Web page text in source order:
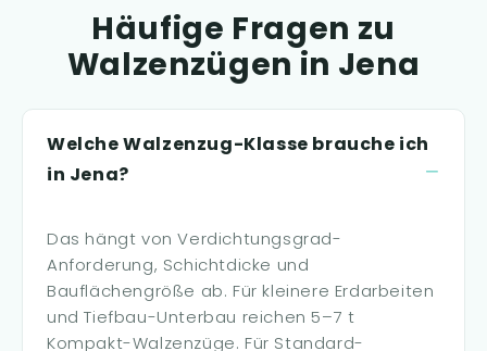
Häufige Fragen zu
Walzenzügen in Jena
Welche Walzenzug-Klasse brauche ich
in Jena?
Das hängt von Verdichtungsgrad-
Anforderung, Schichtdicke und
Bauflächengröße ab. Für kleinere Erdarbeiten
und Tiefbau-Unterbau reichen 5–7 t
Kompakt-Walzenzüge. Für Standard-